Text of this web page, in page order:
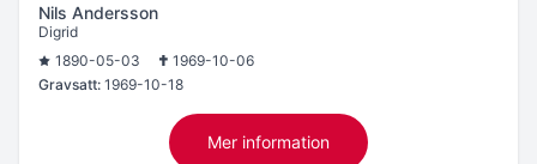
Nils Andersson
Digrid
1890-05-03
1969-10-06
Gravsatt: 1969-10-18
Mer information